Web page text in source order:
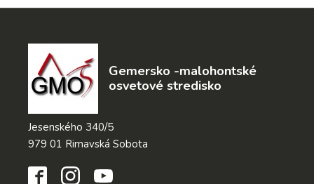
Gemersko -malohontské
osvetové stredisko
Jesenského 340/5
979 01 Rimavská Sobota